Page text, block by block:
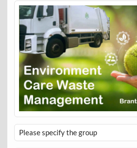
Please specify the group